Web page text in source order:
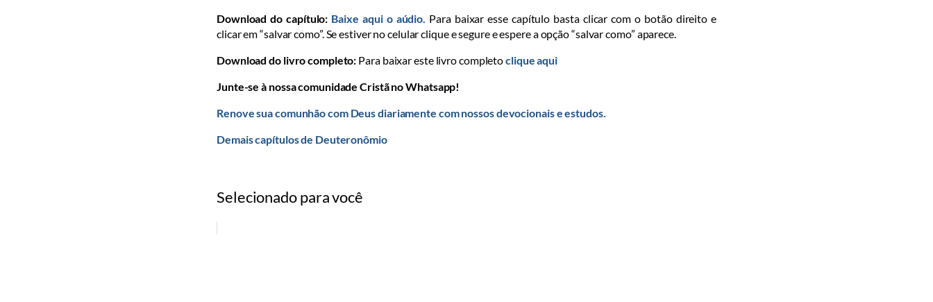
Download do capítulo: Baixe aqui o aúdio. Para baixar esse capítulo basta clicar com o botão direito e
clicar em “salvar como”. Se estiver no celular clique e segure e espere a opção “salvar como” aparece.
Download do livro completo: Para baixar este livro completoclique aqui
Junte-se à nossa comunidade Cristã no Whatsapp!
Renove sua comunhão com Deus diariamente com nossos devocionais e estudos.
Demais capítulos de Deuteronômio
Selecionado para você